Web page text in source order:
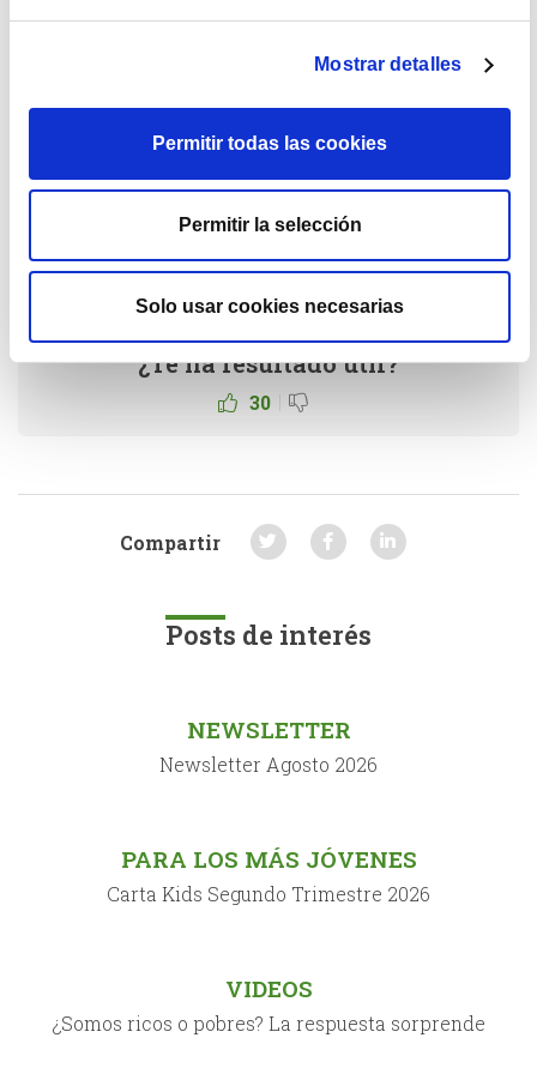
Mostrar detalles
Permitir todas las cookies
Permitir la selección
Solo usar cookies necesarias
nacionalidad, residencia fiscal, la divisa en la que
un fondo en su versión española o internacional. Un
fondo no es mejor o peor que el otro, sino que tienen
matices diferentes. Por tanto, el inversor deberá tomar
una decisión en función de este análisis personal y
diferente, de acuerdo con sus circunstancias.
¿Te ha resultado útil?
30
Compartir
Posts de interés
NEWSLETTER
Newsletter Agosto 2026
PARA LOS MÁS JÓVENES
Carta Kids Segundo Trimestre 2026
VIDEOS
¿Somos ricos o pobres? La respuesta sorprende